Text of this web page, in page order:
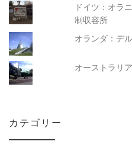
ドイツ：オラ
制収容所
オランダ：デ
オーストラリ
カテゴリー